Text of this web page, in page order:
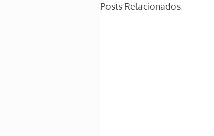
Posts Relacionados